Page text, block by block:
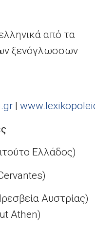
από τα
ξενόγλωσσων
Ελλάδος)
Αυστρίας)
Athen)